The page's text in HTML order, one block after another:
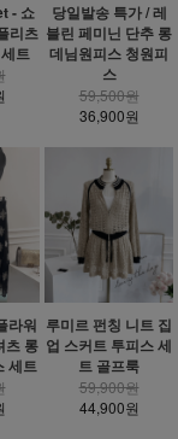
- 쇼
리츠
트
당일발송 특가 / 레
블린 페미닌 단추 롱
데님원피스 청원피
스
59,500원
36,900원
라워
츠 롱
세트
루미르 펀칭 니트 집
업 스커트 투피스 세
트 골프룩
59,900원
44,900원